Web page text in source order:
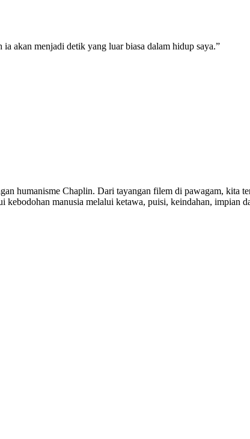
akan menjadi detik yang luar biasa dalam hidup saya.”
humanisme Chaplin. Dari tayangan filem di pawagam, kita
manusia melalui ketawa, puisi, keindahan, impian